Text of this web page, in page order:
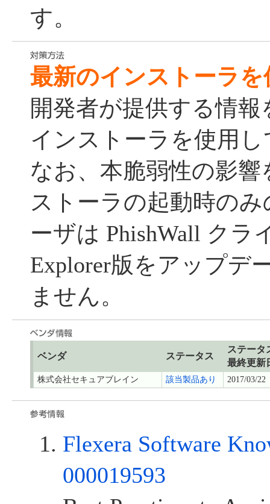
す。
最新のインストーラを
開発者が提供する情
インストーラを使用
なお、本脆弱性の影
ストーラの起動時の
ーザは PhishWall クラ
Explorer版をアップデ
ません。
ベンダ ステータス
ステータ
最終更新
株式会社セキュアブレイン 該当製品あり 2017/03/22
Flexera Software
000019593